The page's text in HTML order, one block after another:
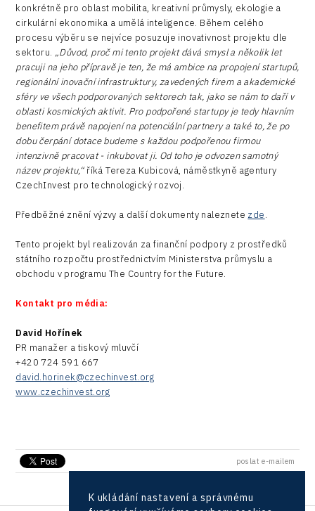
konkrétně pro oblast mobilita, kreativní průmysly, ekologie a
cirkulární ekonomika a umělá inteligence. Během celého
procesu výběru se nejvíce posuzuje inovativnost projektu dle
sektoru. „Důvod, proč mi tento projekt dává smysl a několik let
pracuji na jeho přípravě je ten, že má ambice na propojení startupů,
regionální inovační infrastruktury, zavedených firem a akademické
sféry ve všech podporovaných sektorech tak, jako se nám to daří v
oblasti kosmických aktivit. Pro podpořené startupy je tedy hlavním
benefitem právě napojení na potenciální partnery a také to, že po
dobu čerpání dotace budeme s každou podpořenou firmou
intenzivně pracovat - inkubovat ji. Od toho je odvozen samotný
název projektu,“říká Tereza Kubicová, náměstkyně agentury
CzechInvest pro technologický rozvoj.
Předběžné znění výzvy a další dokumenty naleznete zde.
Tento projekt byl realizován za finanční podpory z prostředků
státního rozpočtu prostřednictvím Ministerstva průmyslu a
obchodu v programu The Country for the Future.
Kontakt pro média:
David Hořínek
PR manažer a tiskový mluvčí
+420 724 591 667
david.horinek@czechinvest.org
www.czechinvest.org
poslat e-mailem
K ukládání nastavení a správnému